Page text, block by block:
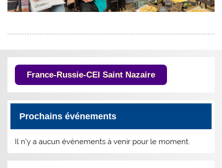
France-Russie-CEI Saint Nazaire
Prochains événements
Il n’y a aucun évènements à venir pour le moment.